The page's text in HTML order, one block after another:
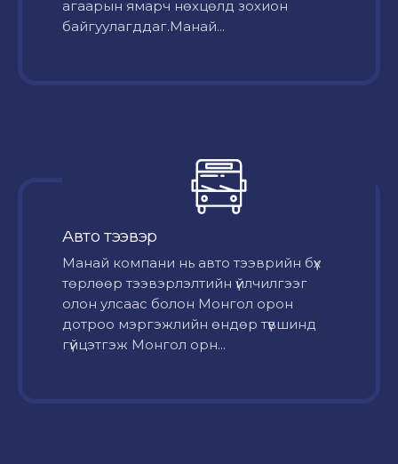
агаарын ямарч нөхцөлд зохион
байгуулагддаг.Манай...
Авто тээвэр
Mанай компани нь авто тээврийн бүх
төрлөөр тээвэрлэлтийн үйлчилгээг
олон улсаас болон Монгол орон
дотроо мэргэжлийн өндөр түвшинд
гүйцэтгэж Монгол орн...